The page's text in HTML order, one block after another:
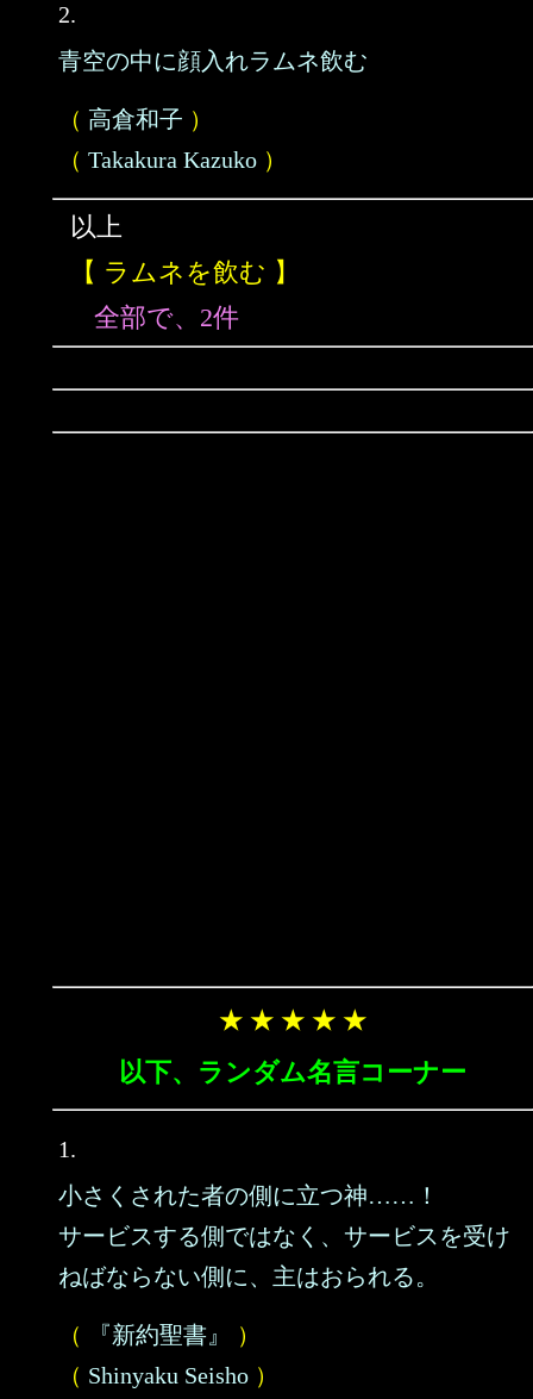
2.
青空の中に顔入れラムネ飲む
（ 高倉和子 ）
（ Takakura Kazuko ）
以上
【 ラムネを飲む 】
全部で、2件
★ ★ ★ ★ ★
以下、ランダム名言コーナー
1.
小さくされた者の側に立つ神……！
サービスする側ではなく、サービスを受け
ねばならない側に、主はおられる。
（ 『新約聖書』
）
（ Shinyaku Seisho ）